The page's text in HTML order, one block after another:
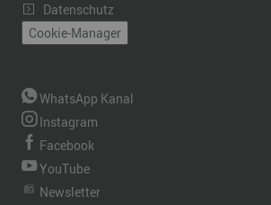
Datenschutz
Cookie-Manager
WhatsApp Kanal
Instagram
Facebook
YouTube
Newsletter